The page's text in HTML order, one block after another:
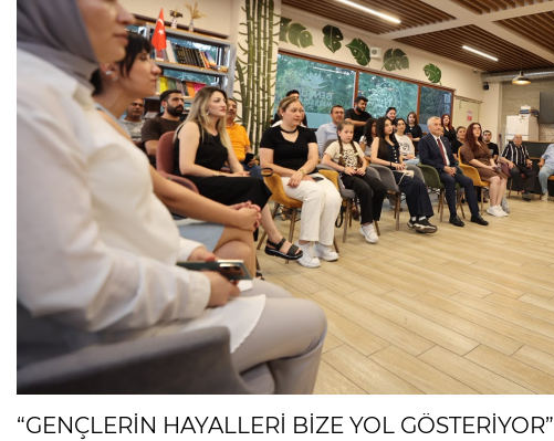
“GENÇLERİN HAYALLERİ BİZE YOL GÖSTERİYOR”